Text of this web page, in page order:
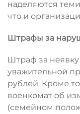
наделяются
что и
Штрафы за
Штраф за
уважительной
рублей. Кроме
военкомат об
(семейном